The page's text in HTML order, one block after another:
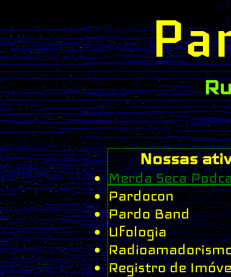
Nossas
Merda Seca
Pardocon
Pardo Band
Ufologia
Registro de